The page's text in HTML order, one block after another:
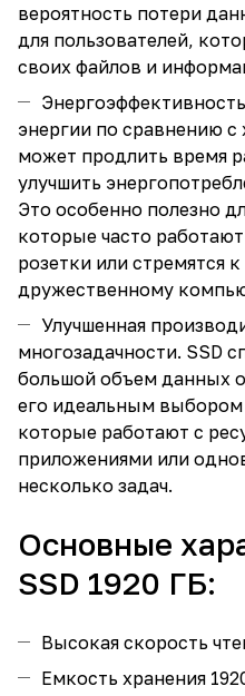
вероятность потери
для пользователей,
своих файлов и
энергии по сравнению
может продлить время
улучшить
Это особенно полезно
которые часто
розетки или стремятся
дружественному
Улучшенная
многозадачности. SSD
большой объем данных
его идеальным выбором
которые работают с
приложениями или
несколько задач.
Основные
SSD 1920 ГБ:
Высокая скорость
Емкость хранения